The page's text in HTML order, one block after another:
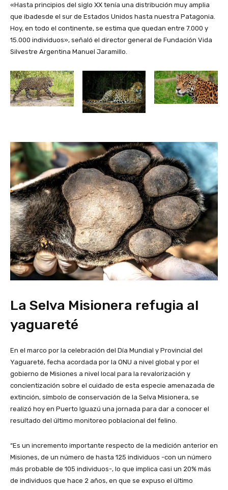
«Hasta principios del siglo XX tenía una distribución muy amplia
que ibadesde el sur de Estados Unidos hasta nuestra Patagonia.
Hoy, en todo el continente, se estima que quedan entre 7.000 y
15.000 individuos», señaló el director general de Fundación Vida
Silvestre Argentina Manuel Jaramillo.
La Selva Misionera refugia al
yaguareté
En el marco por la celebración del Día Mundial y Provincial del
Yaguareté, fecha acordada por la ONU a nivel global y por el
gobierno de Misiones a nivel local para la revalorización y
concientización sobre el cuidado de esta especie amenazada de
extinción, símbolo de conservación de la Selva Misionera, se
realizó hoy en Puerto Iguazú una jornada para dar a conocer el
resultado del último monitoreo poblacional del felino.
“Es un incremento importante respecto de la medición anterior en
Misiones, de un número de hasta 125 individuos -con un número
más probable de 105 individuos-, lo que implica casi un 20% más
de individuos que hace 2 años, en que se expuso el último